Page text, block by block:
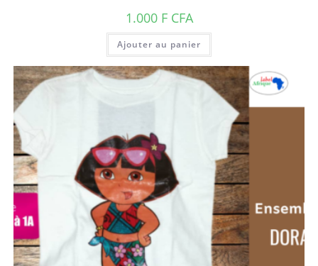
1.000 F CFA
Ajouter au panier